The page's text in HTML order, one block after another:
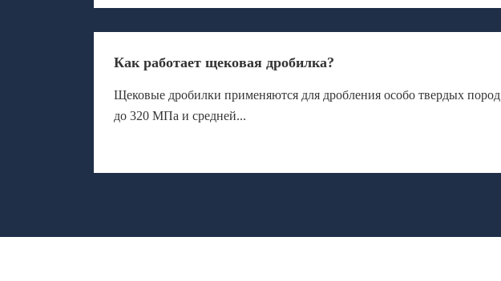
Как работает щековая дробилка?
Щековые дробилки применяются для дробления особо твердых пород
до 320 МПа и средней...